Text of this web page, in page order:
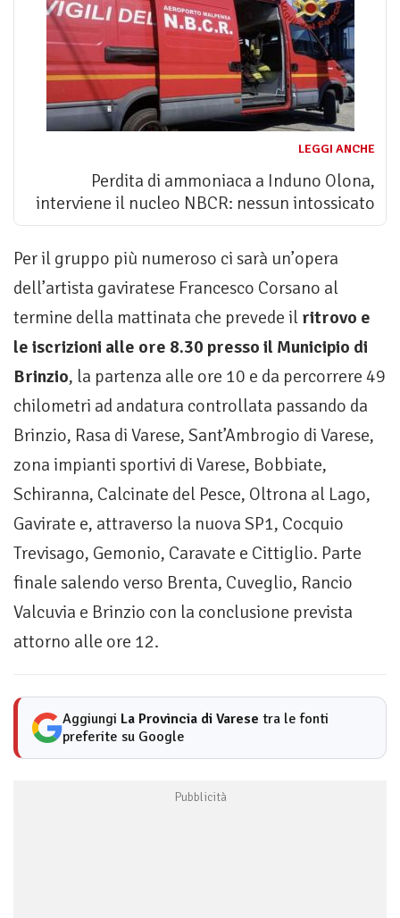
LEGGI ANCHE
Perdita di ammoniaca a Induno Olona,
interviene il nucleo NBCR: nessun intossicato
Per il gruppo più numeroso ci sarà un’opera
dell’artista gaviratese Francesco Corsano al
termine della mattinata che prevede il ritrovo e
le iscrizioni alle ore 8.30 presso il Municipio di
Brinzio, la partenza alle ore 10 e da percorrere 49
chilometri ad andatura controllata passando da
Brinzio, Rasa di Varese, Sant’Ambrogio di Varese,
zona impianti sportivi di Varese, Bobbiate,
Schiranna, Calcinate del Pesce, Oltrona al Lago,
Gavirate e, attraverso la nuova SP1, Cocquio
Trevisago, Gemonio, Caravate e Cittiglio. Parte
finale salendo verso Brenta, Cuveglio, Rancio
Valcuvia e Brinzio con la conclusione prevista
attorno alle ore 12.
Aggiungi La Provincia di Varese tra le fonti
preferite su Google